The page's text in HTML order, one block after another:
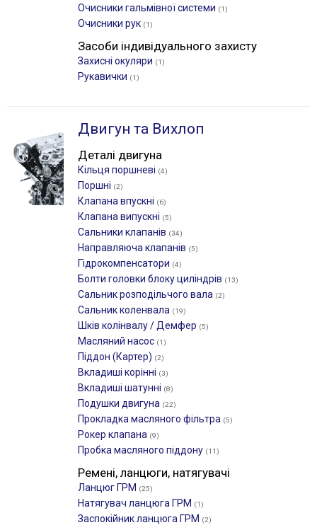
Очисники гальмівної системи (1)
Очисники рук (1)
Засоби індивідуального захисту
Захисні окуляри (1)
Рукавички (1)
Двигун та Вихлоп
Деталі двигуна
Кільця поршневі (4)
Поршні (2)
Клапана впускні (6)
Клапана випускні (5)
Сальники клапанів (34)
Направляюча клапанів (5)
Гідрокомпенсатори (4)
Болти головки блоку циліндрів (13)
Сальник розподільчого вала (2)
Сальник коленвала (19)
Шків колінвалу / Демфер (5)
Масляний насос (1)
Піддон (Картер) (2)
Вкладиші корінні (3)
Вкладиші шатунні (8)
Подушки двигуна (22)
Прокладка масляного фільтра (5)
Рокер клапана (9)
Пробка масляного піддону (11)
Ремені, ланцюги, натягувачі
Ланцюг ГРМ (25)
Натягувач ланцюга ГРМ (1)
Заспокійник ланцюга ГРМ (2)